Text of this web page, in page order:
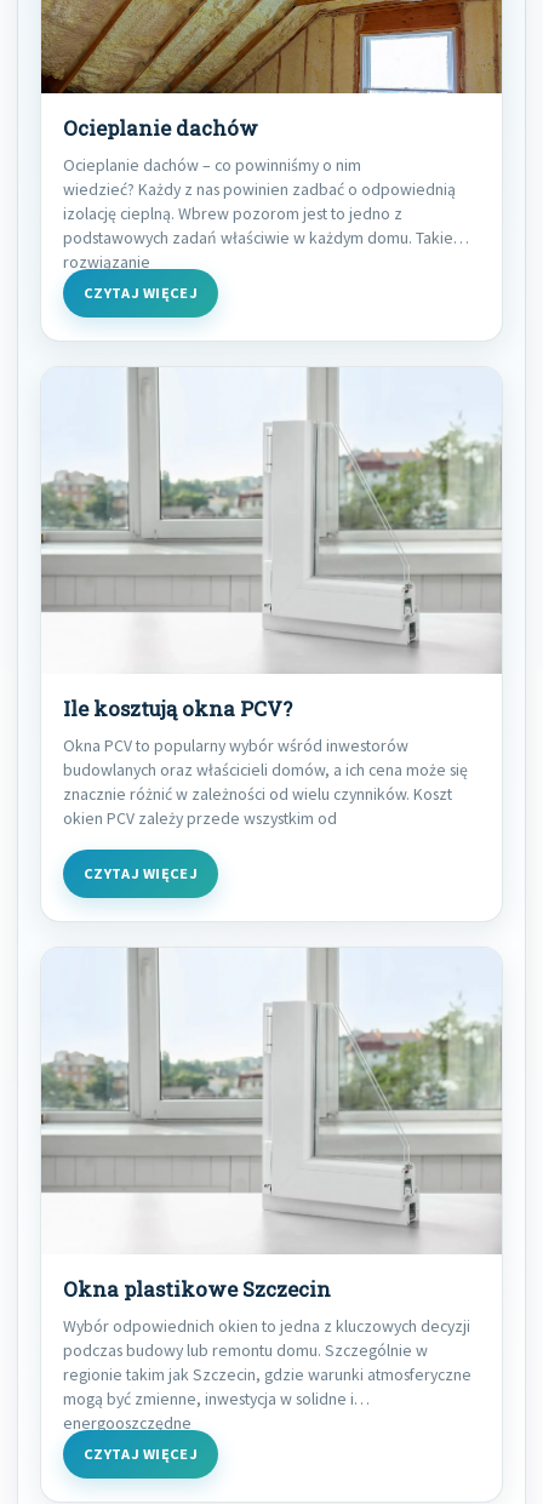
Ocieplanie dachów
Ocieplanie dachów – co powinniśmy o nim
wiedzieć? Każdy z nas powinien zadbać o odpowiednią
izolację cieplną. Wbrew pozorom jest to jedno z
podstawowych zadań właściwie w każdym domu. Takie
rozwiązanie
CZYTAJ WIĘCEJ
Ile kosztują okna PCV?
Okna PCV to popularny wybór wśród inwestorów
budowlanych oraz właścicieli domów, a ich cena może się
znacznie różnić w zależności od wielu czynników. Koszt
okien PCV zależy przede wszystkim od
CZYTAJ WIĘCEJ
Okna plastikowe Szczecin
Wybór odpowiednich okien to jedna z kluczowych decyzji
podczas budowy lub remontu domu. Szczególnie w
regionie takim jak Szczecin, gdzie warunki atmosferyczne
mogą być zmienne, inwestycja w solidne i
energooszczędne
CZYTAJ WIĘCEJ